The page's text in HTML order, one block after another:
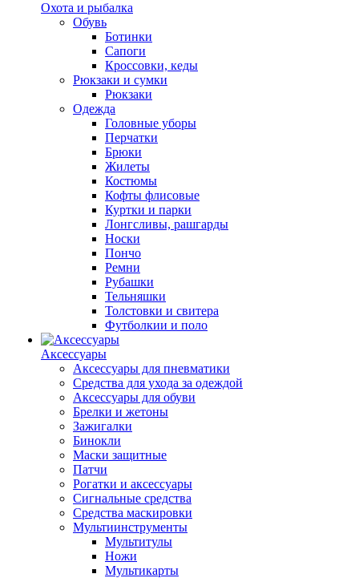
Охота и рыбалка
Обувь
Ботинки
Сапоги
Кроссовки, кеды
Рюкзаки и сумки
Рюкзаки
Одежда
Головные уборы
Перчатки
Брюки
Жилеты
Костюмы
Кофты флисовые
Куртки и парки
Лонгсливы, рашгарды
Носки
Пончо
Ремни
Рубашки
Тельняшки
Толстовки и свитера
Футболкии и поло
Аксессуары
Аксессуары для пневматики
Средства для ухода за одеждой
Аксессуары для обуви
Брелки и жетоны
Зажигалки
Бинокли
Маски защитные
Патчи
Рогатки и аксессуары
Сигнальные средства
Средства маскировки
Мультиинструменты
Мультитулы
Ножи
Мультикарты